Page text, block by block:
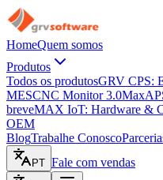
HomeQuem somos
Produtos
Todos os produtosGRV CPS:
MESCNC Monitor 3.0
breveMAX IoT: Hardware &
OEM
BlogTrabalhe Conosco
PT Fale com vendas